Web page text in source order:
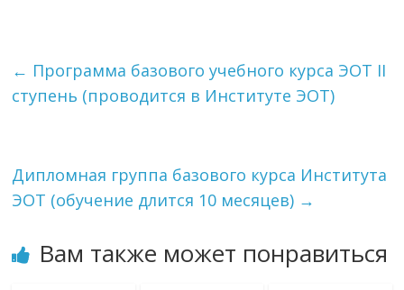
← Программа базового учебного курса ЭОТ II
ступень (проводится в Институте ЭОТ)
Дипломная группа базового курса Института
ЭОТ (обучение длится 10 месяцев) →
Вам также может понравиться